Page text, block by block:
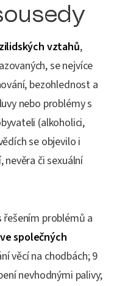
vztahů,
se nejvíce
bezohlednost a
nebo problémy s
(alkoholici,
se objevilo i
nevěra či sexuální
řešením problémů a
společných
věcí na chodbách; 9
nevhodnými palivy;